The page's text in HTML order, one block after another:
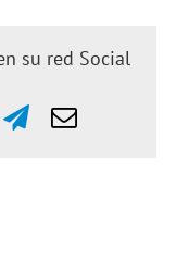
su red Social
Telegram
Correo